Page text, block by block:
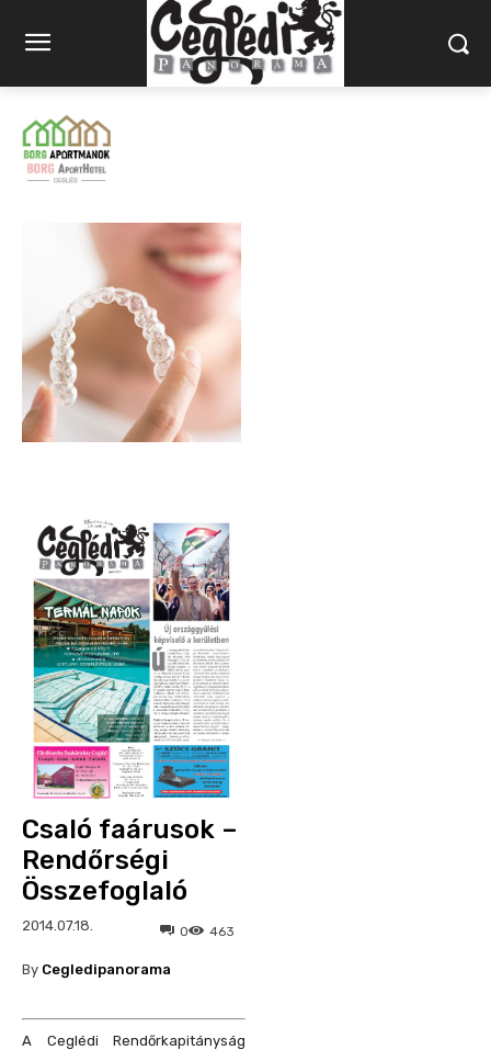
Csaló faárusok –
Rendőrségi
Összefoglaló
2014.07.18. 463
0
By Cegledipanorama
A Ceglédi Rendőrkapitányság